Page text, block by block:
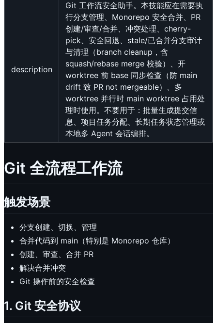
description
Git 工作流安全助手。本技能应在需要执
行分支管理、Monorepo 安全合并、PR
创建/审查/合并、冲突处理、cherry-
pick、安全回退、stale/已合并分支审计
与清理（branch cleanup，含
squash/rebase merge 校验）、开
worktree 前 base 同步检查（防 main
drift 致 PR not mergeable）、多
worktree 并行时 main worktree 占用处
理时使用。不要用于：批量生成提交信
息、项目任务分配、长期任务状态管理或
本地多 Agent 会话编排。
Git 全流程工作流
触发场景
分支创建、切换、管理
合并代码到 main（特别是 Monorepo 仓库）
创建、审查、合并 PR
解决合并冲突
Git 操作前的安全检查
1. Git 安全协议